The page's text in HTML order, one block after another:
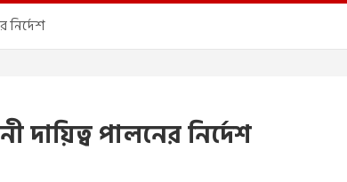
নির্দেশ
দায়িত্ব পালনের নির্দেশ